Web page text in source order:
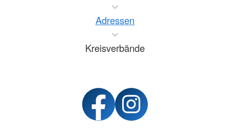
Adressen
Kreisverbände